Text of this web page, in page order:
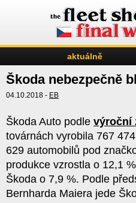
aktuálně
Škoda nebezpečně
04.10.2018 - EB
Škoda Auto podle výroční
továrnách vyrobila 767
629 automobilů pod
produkce vzrostla o 12,1
Škoda o 7,9 %. Podle
Bernharda Maiera jede